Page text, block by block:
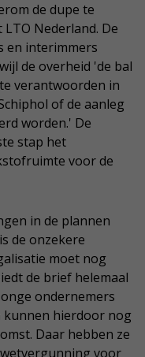
de dupe te
Nederland. De
en interimmers
de overheid 'de bal
verantwoorden in
of de aanleg
worden.' De
stap het
voor de
in de plannen
de onzekere
moet nog
de brief helemaal
ondernemers
kunnen hierdoor nog
Daar hebben ze
voor